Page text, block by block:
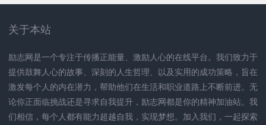
关于本站
励志网是一个专注于传播正能量、激励人心的在线平台。我们致力于
提供鼓舞人心的故事、深刻的人生哲理、以及实用的成功策略，旨在
激发每个人的内在潜力，帮助他们在生活和职业道路上不断前进。无
论你正面临挑战还是寻求自我提升，励志网都是你的精神加油站。我
们相信，每个人都有能力超越自我，实现梦想。加入我们，一起探索